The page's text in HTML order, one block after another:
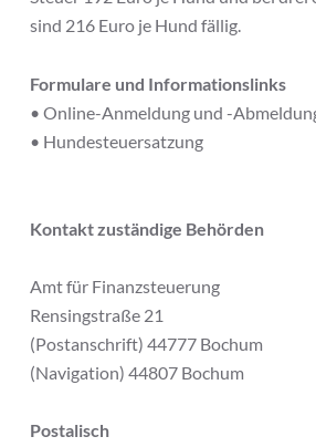
sind 216 Euro je Hund fällig.
Formulare und Informationslinks
• Online-Anmeldung und -
• Hundesteuersatzung
Kontakt zuständige Behörden
Amt für Finanzsteuerung
Rensingstraße 21
(Postanschrift) 44777 Bochum
(Navigation) 44807 Bochum
Postalisch